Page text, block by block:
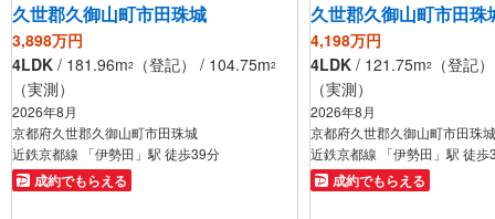
久世郡久御山町市田珠城
3,898万円
4LDK / 181.96m2 （登記） / 104.75m2
（実測）
2026年8月
京都府久世郡久御山町市田珠城
近鉄京都線 「伊勢田」駅 徒歩39分
成約でもらえる
久世郡久御山町市田珠
4,198万円
4LDK / 121.75m2
（登記
（実測）
2026年8月
京都府久世郡久御山町市田珠城
近鉄京都線 「伊勢田」駅 徒歩
成約でもらえる